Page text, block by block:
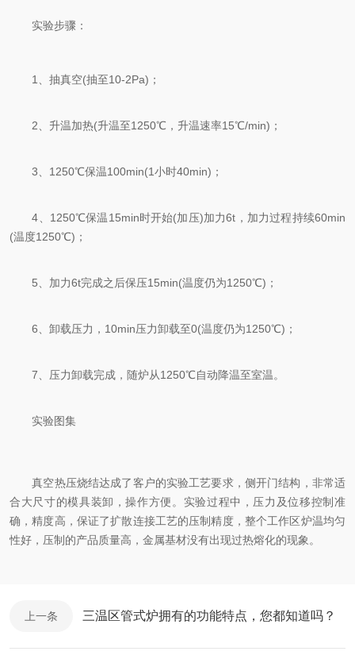
实验步骤：
1、抽真空(抽至10-2Pa)；
2、升温加热(升温至1250℃，升温速率15℃/min)；
3、1250℃保温100min(1小时40min)；
4、1250℃保温15min时开始(加压)加力6t，加力过程持续60min
(温度1250℃)；
5、加力6t完成之后保压15min(温度仍为1250℃)；
6、卸载压力，10min压力卸载至0(温度仍为1250℃)；
​7、压力卸载完成，随炉从1250℃自动降温至室温。
实验图集
真空热压烧结达成了客户的实验工艺要求，侧开门结构，非常适
合大尺寸的模具装卸，操作方便。实验过程中，压力及位移控制准
确，精度高，保证了扩散连接工艺的压制精度，整个工作区炉温均匀
性好，压制的产品质量高，金属基材没有出现过热熔化的现象。
上一条 三温区管式炉拥有的功能特点，您都知道吗？